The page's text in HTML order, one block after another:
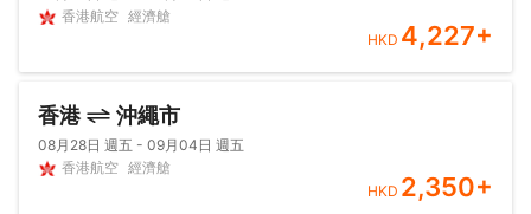
香港航空 經濟艙
HKD 4,227+
香港 沖繩市
08月28日 週五 - 09月04日 週五
香港航空 經濟艙
HKD 2,350+